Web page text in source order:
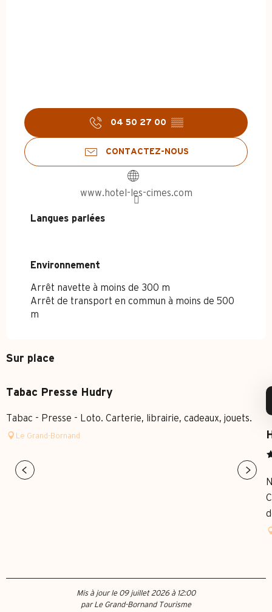
04 50 27 00 ▒▒
CONTACTEZ-NOUS
www.hotel-les-cimes.com
Langues parlées
Langues parlées
Environnement
Environnement
Arrêt navette à moins de 300 m
Arrêt de transport en commun à moins de 500
m
Sur place
Tabac Presse Hudry
Tabac - Presse - Loto. Carterie, librairie, cadeaux, jouets.
Le Grand-Bornand
Mis à jour le 09 juillet 2026 à 12:00
par Le Grand-Bornand Tourisme